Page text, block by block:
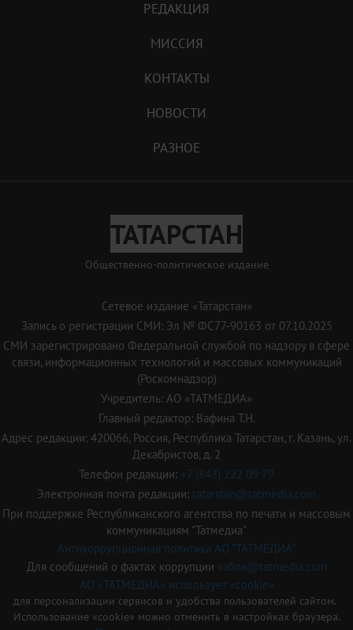
РЕДАКЦИЯ
МИССИЯ
КОНТАКТЫ
НОВОСТИ
РАЗНОЕ
ТАТАРСТАН
Общественно-политическое издание
Сетевое издание «Татарстан»
Запись о регистрации СМИ: Эл № ФС77-90163 от 07.10.2025
СМИ зарегистрировано Федеральной службой по надзору в сфере
связи, информационных технологий и массовых коммуникаций
(Роскомнадзор)
Учредитель: АО «ТАТМЕДИА»
Главный редактор: Вафина Т.Н.
Адрес редакции: 420066, Россия, Республика Татарстан, г. Казань, ул.
Декабристов, д. 2
Телефон редакции: +7 (843) 222 09 79
Электронная почта редакции: tatarstan@tatmedia.com
При поддержке Республиканского агентства по печати и массовым
коммуникациям "Татмедиа"
Антикоррупционная политика АО "ТАТМЕДИА"
Для сообщений о фактах коррупции vafina@tatmedia.com
АО «ТАТМЕДИА» использует «cookie»
для персонализации сервисов и удобства пользователей сайтом.
Использование «cookie» можно отменить в настройках браузера.